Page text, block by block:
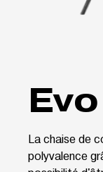
Evo
La chaise de
polyvalence